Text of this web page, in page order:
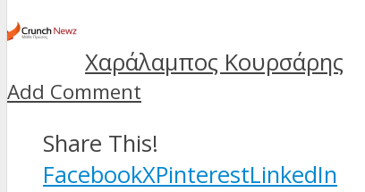
Χαράλαμπος Κουρσάρης
Add Comment
Share This!
FacebookXPinterestLinkedIn